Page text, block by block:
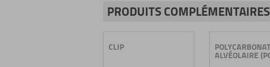
PRODUITS COMPLÉMENTAIRES
POLYCARBONATE
ALVÉOLAIRE (PCA)